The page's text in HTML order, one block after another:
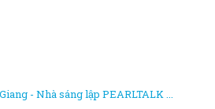
- Nhà sáng lập PEARLTALK ...